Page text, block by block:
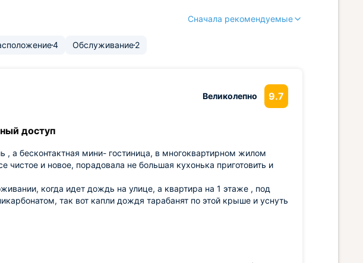
Сначала рекомендуемые
4 Обслуживание2
Великолепно 9.7
доступ
, а бесконтактная мини- гостиница, в многоквартирном жилом
и новое, порадовала не большая кухонька приготовить и
когда идет дождь на улице, а квартира на 1 этаже , под
так вот капли дождя тарабанят по этой крыше и уснуть